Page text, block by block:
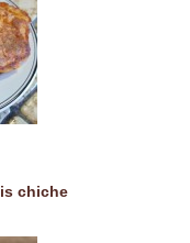
chiche